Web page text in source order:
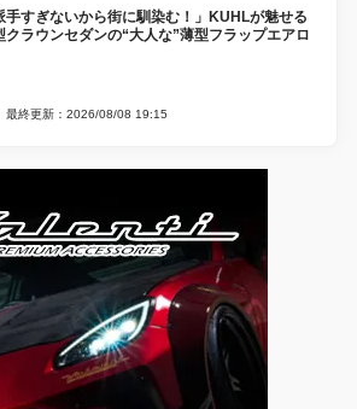
手すぎないから街に馴染む！」KUHLが魅せる
クラウンセダンの“大人な”薄型フラップエアロ
最終更新：2026/08/08 19:15